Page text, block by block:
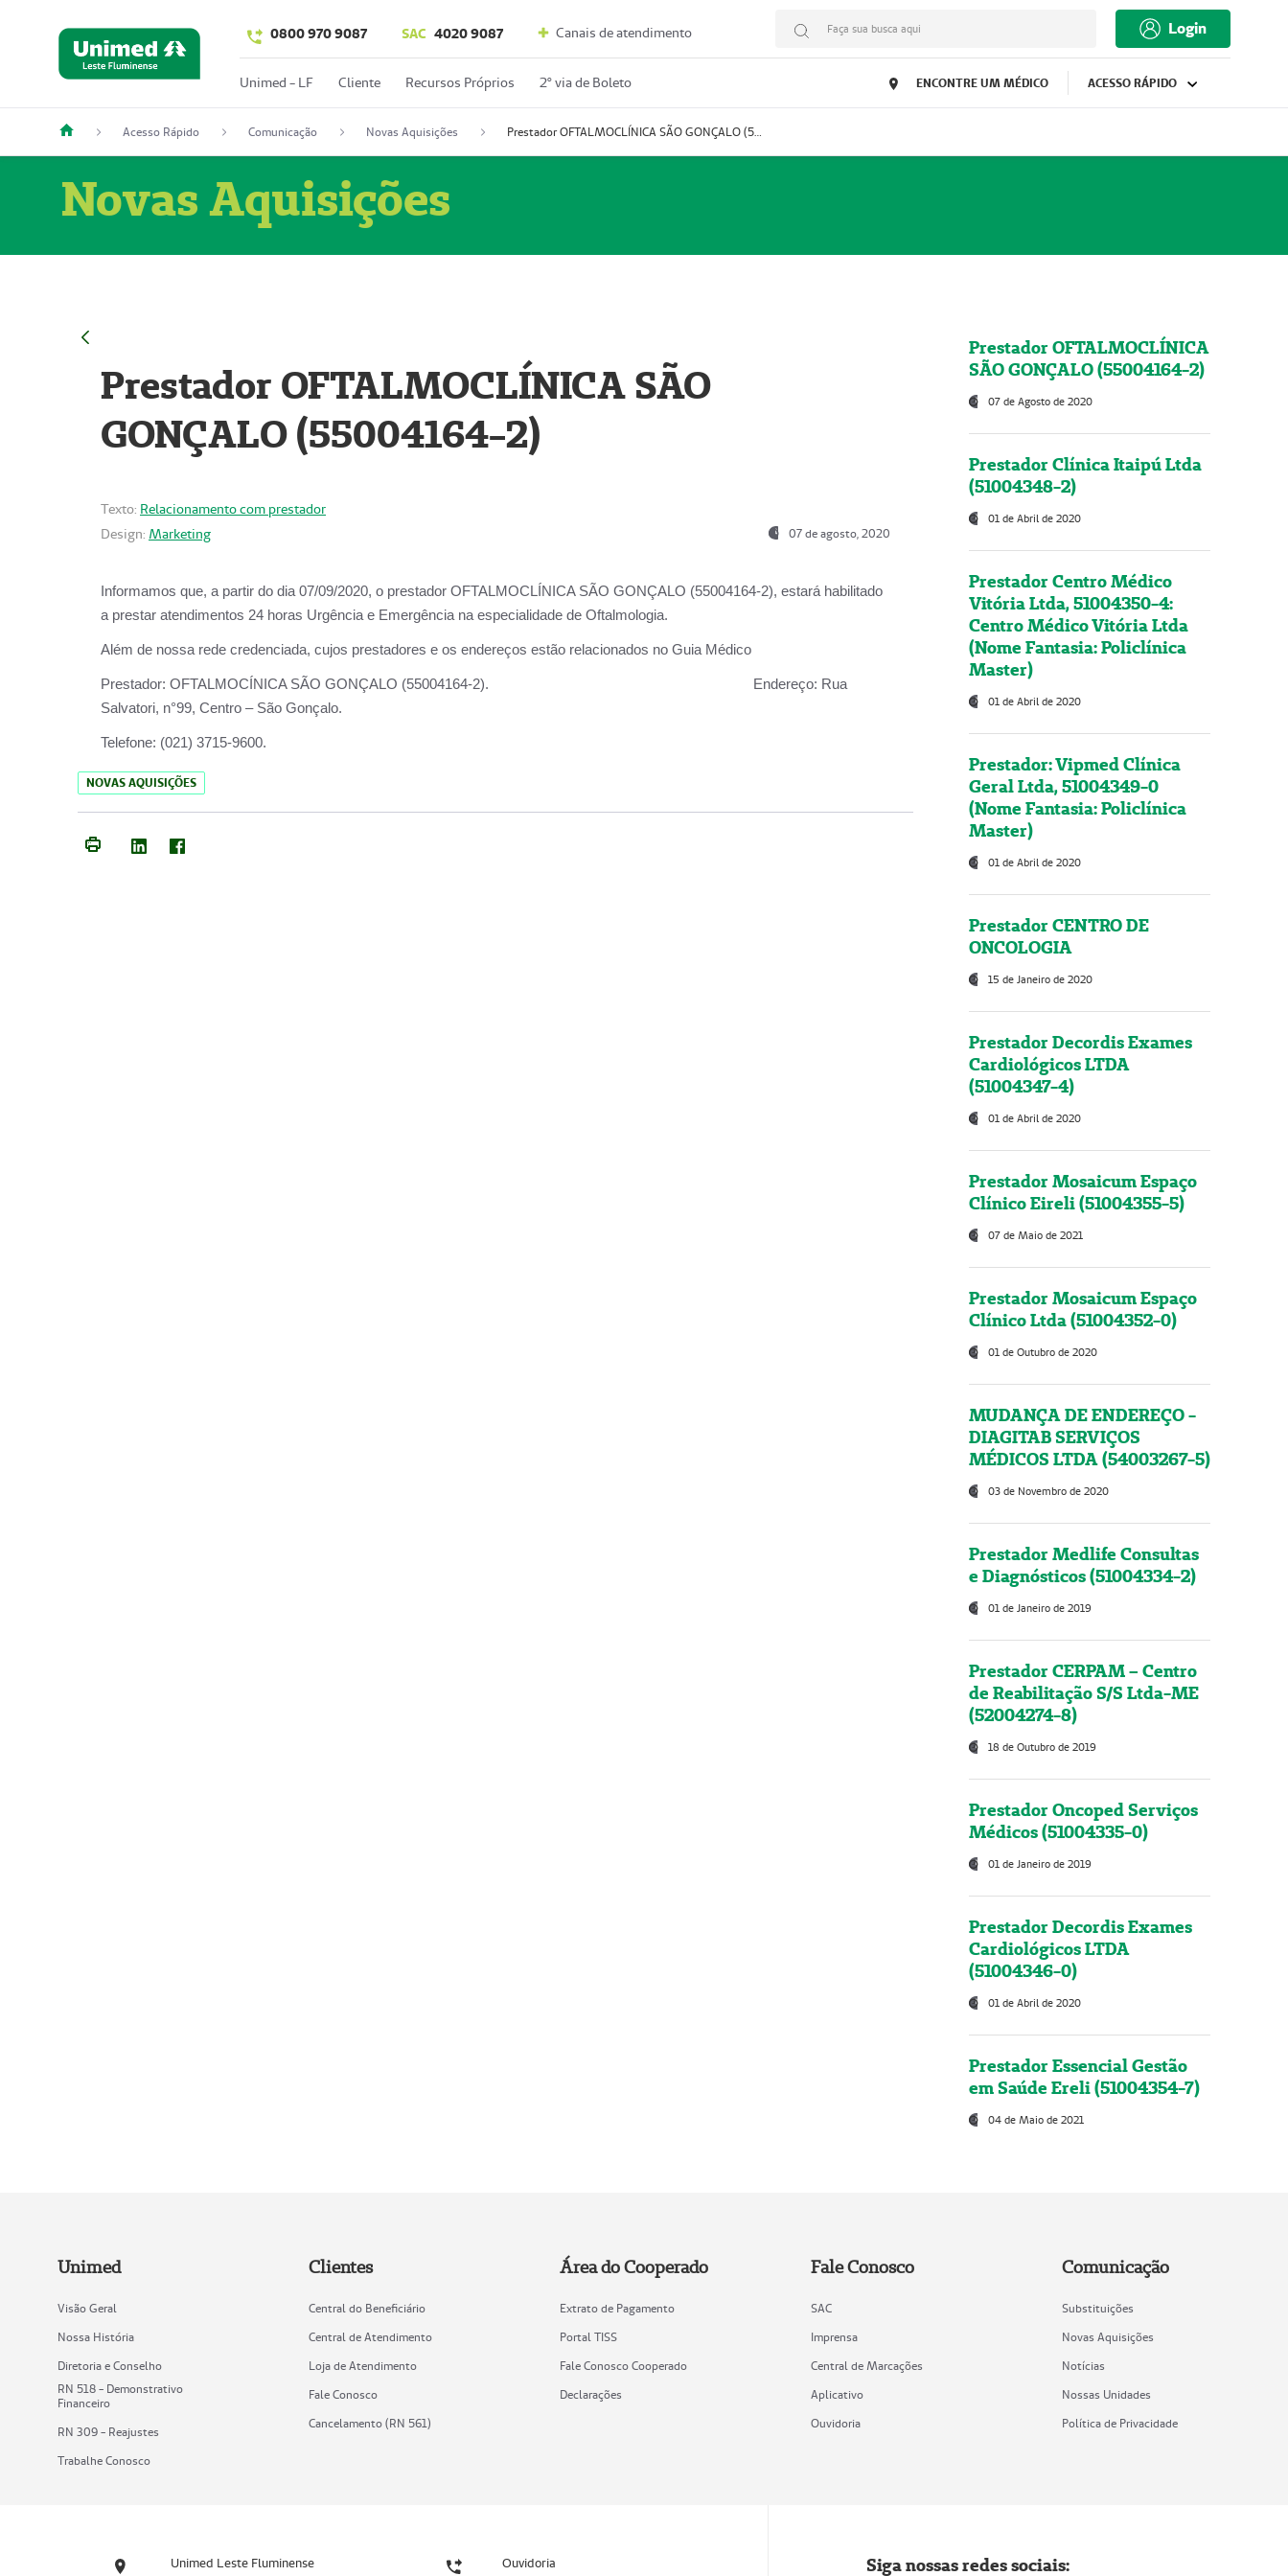
0800 970 9087 SAC 4020 9087 Canais de atendimento Faça sua busca aqui Login
Unimed - LF Cliente Recursos Próprios 2º via de Boleto ENCONTRE UM MÉDICO ACESSO RÁPIDO
Acesso Rápido Comunicação Novas Aquisições Prestador OFTALMOCLÍNICA SÃO GONÇALO (55004164-2)
Novas Aquisições
Prestador OFTALMOCLÍNICA SÃO
GONÇALO (55004164-2)
Texto: Relacionamento com prestador
Design: Marketing 07 de agosto, 2020
Informamos que, a partir do dia 07/09/2020, o prestador OFTALMOCLÍNICA SÃO GONÇALO (55004164-2), estará habilitado
a prestar atendimentos 24 horas Urgência e Emergência na especialidade de Oftalmologia.
Além de nossa rede credenciada, cujos prestadores e os endereços estão relacionados no Guia Médico
Prestador: OFTALMOCÍNICA SÃO GONÇALO (55004164-2). Endereço: Rua
Salvatori, n°99, Centro – São Gonçalo.
Telefone: (021) 3715-9600.
NOVAS AQUISIÇÕES
Prestador OFTALMOCLÍNICA
SÃO GONÇALO (55004164-2)
07 de Agosto de 2020
Prestador Clínica Itaipú Ltda
(51004348-2)
01 de Abril de 2020
Prestador Centro Médico
Vitória Ltda, 51004350-4:
Centro Médico Vitória Ltda
(Nome Fantasia: Policlínica
Master)
01 de Abril de 2020
Prestador: Vipmed Clínica
Geral Ltda, 51004349-0
(Nome Fantasia: Policlínica
Master)
01 de Abril de 2020
Prestador CENTRO DE
ONCOLOGIA
15 de Janeiro de 2020
Prestador Decordis Exames
Cardiológicos LTDA
(51004347-4)
01 de Abril de 2020
Prestador Mosaicum Espaço
Clínico Eireli (51004355-5)
07 de Maio de 2021
Prestador Mosaicum Espaço
Clínico Ltda (51004352-0)
01 de Outubro de 2020
MUDANÇA DE ENDEREÇO -
DIAGITAB SERVIÇOS
MÉDICOS LTDA (54003267-5)
03 de Novembro de 2020
Prestador Medlife Consultas
e Diagnósticos (51004334-2)
01 de Janeiro de 2019
Prestador CERPAM – Centro
de Reabilitação S/S Ltda-ME
(52004274-8)
18 de Outubro de 2019
Prestador Oncoped Serviços
Médicos (51004335-0)
01 de Janeiro de 2019
Prestador Decordis Exames
Cardiológicos LTDA
(51004346-0)
01 de Abril de 2020
Prestador Essencial Gestão
em Saúde Ereli (51004354-7)
04 de Maio de 2021
Unimed
Visão Geral
Nossa História
Diretoria e Conselho
RN 518 - Demonstrativo
Financeiro
RN 309 - Reajustes
Trabalhe Conosco
Clientes
Central do Beneficiário
Central de Atendimento
Loja de Atendimento
Fale Conosco
Cancelamento (RN 561)
Área do Cooperado
Extrato de Pagamento
Portal TISS
Fale Conosco Cooperado
Declarações
Fale Conosco
SAC
Imprensa
Central de Marcações
Aplicativo
Ouvidoria
Comunicação
Substituições
Novas Aquisições
Notícias
Nossas Unidades
Política de Privacidade
Unimed Leste Fluminense Ouvidoria Siga nossas redes sociais: